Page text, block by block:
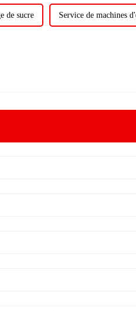
de sucre Service de machines